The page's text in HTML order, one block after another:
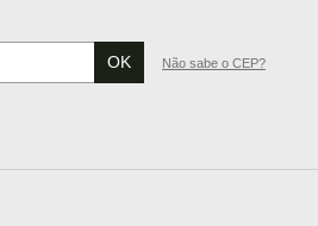
Não sabe o CEP?